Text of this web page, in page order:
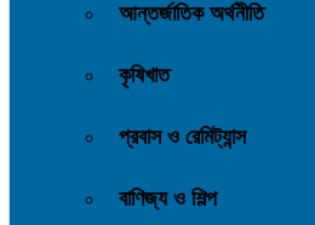
আন্তর্জাতিক অর্থনীতি
কৃষিখাত
প্রবাস ও রেমিট্যান্স
বাণিজ্য ও শিল্প